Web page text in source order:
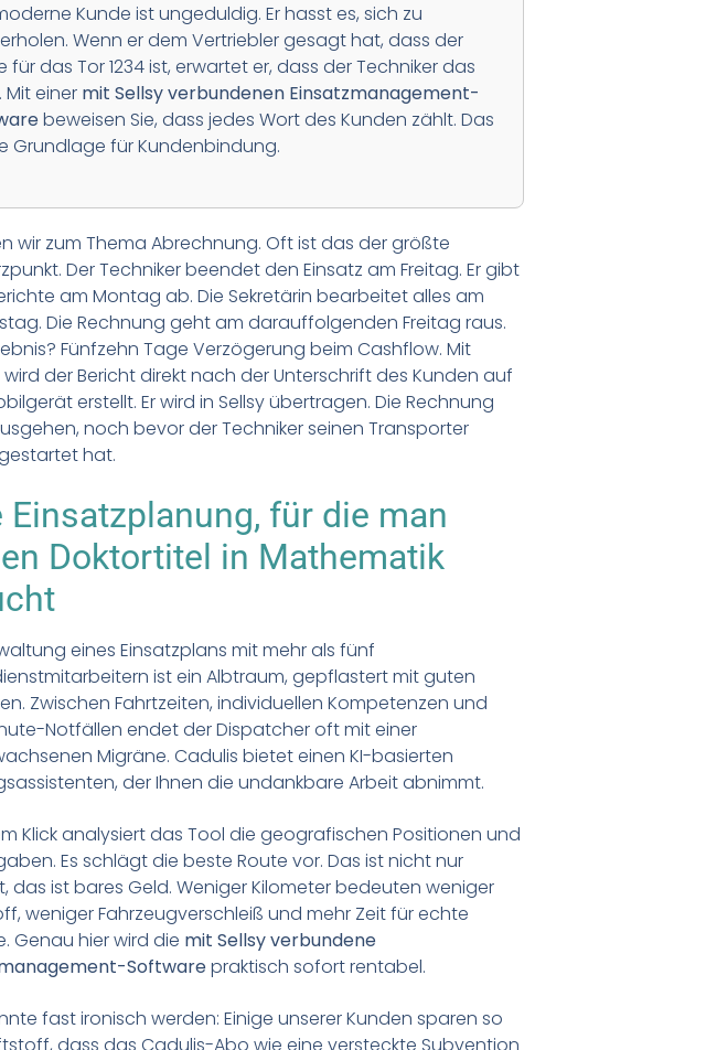
Kunde ist ungeduldig. Er hasst es, sich zu
Wenn er dem Vertriebler gesagt hat, dass der
für das Tor 1234 ist, erwartet er, dass der Techniker das
Mit einer mit Sellsy verbundenen Einsatzmanagement-
beweisen Sie, dass jedes Wort des Kunden zählt. Das
Grundlage für Kundenbindung.
wir zum Thema Abrechnung. Oft ist das der größte
Der Techniker beendet den Einsatz am Freitag. Er gibt
am Montag ab. Die Sekretärin bearbeitet alles am
Die Rechnung geht am darauffolgenden Freitag raus.
Fünfzehn Tage Verzögerung beim Cashflow. Mit
der Bericht direkt nach der Unterschrift des Kunden auf
erstellt. Er wird in Sellsy übertragen. Die Rechnung
noch bevor der Techniker seinen Transporter
hat.
Einsatzplanung, für die man
Doktortitel in Mathematik
eines Einsatzplans mit mehr als fünf
ist ein Albtraum, gepflastert mit guten
Zwischen Fahrtzeiten, individuellen Kompetenzen und
Notfällen endet der Dispatcher oft mit einer
Migräne. Cadulis bietet einen KI-basierten
der Ihnen die undankbare Arbeit abnimmt.
Klick analysiert das Tool die geografischen Positionen und
Es schlägt die beste Route vor. Das ist nicht nur
das ist bares Geld. Weniger Kilometer bedeuten weniger
weniger Fahrzeugverschleiß und mehr Zeit für echte
Genau hier wird die mit Sellsy verbundene
Softwarepraktisch sofort rentabel.
fast ironisch werden: Einige unserer Kunden sparen so